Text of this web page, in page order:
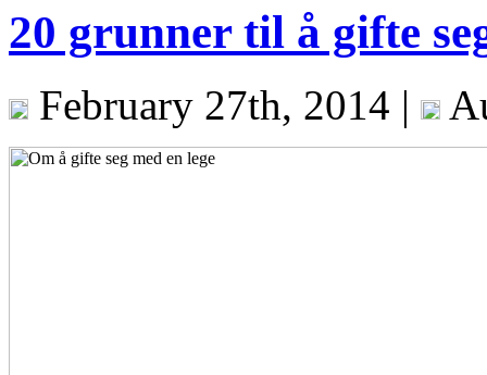
20 grunner til å gifte
February 27th, 2014 |